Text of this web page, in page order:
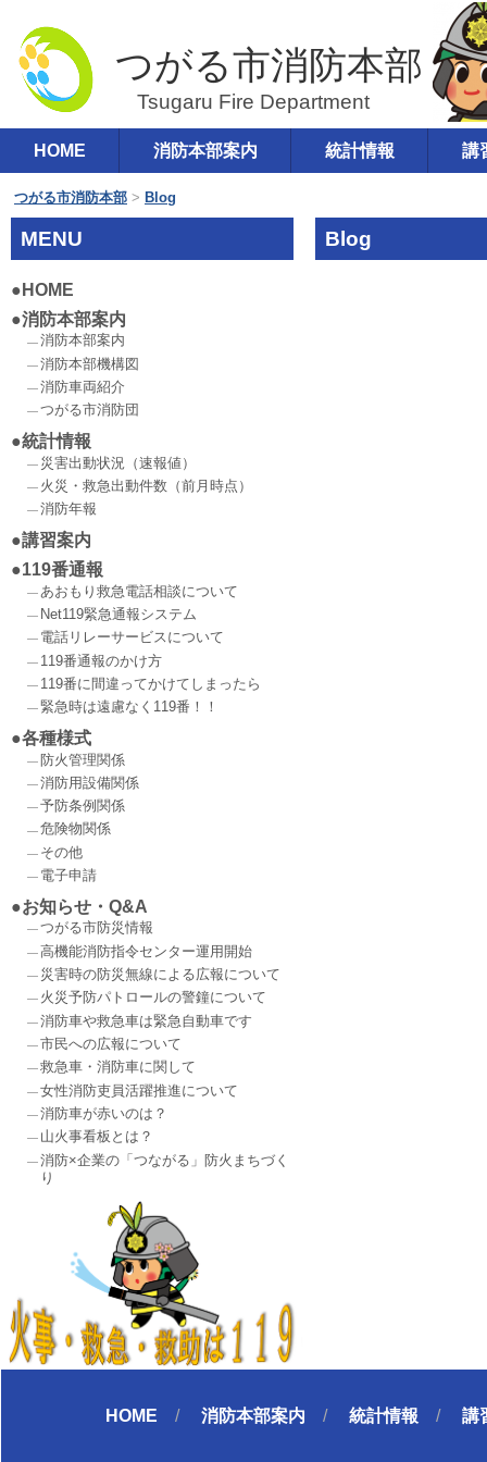
つがる市消防本部
メインメニュー
ン
テ
へ
移
HOME 消防本部案内 統計情報 講
つがる市消防本部 > Blog
Blog
MENU
HOME
消防本部案内
消防本部案内
消防本部機構図
消防車両紹介
つがる市消防団
統計情報
災害出動状況（速報値）
火災・救急出動件数（前月時点）
消防年報
講習案内
119番通報
あおもり救急電話相談について
Net119緊急通報システム
電話リレーサービスについて
119番通報のかけ方
119番に間違ってかけてしまったら
緊急時は遠慮なく119番！！
各種様式
防火管理関係
消防用設備関係
予防条例関係
危険物関係
その他
電子申請
お知らせ・Q&A
つがる市防災情報
高機能消防指令センター運用開始
災害時の防災無線による広報について
火災予防パトロールの警鐘について
消防車や救急車は緊急自動車です
市民への広報について
救急車・消防車に関して
女性消防吏員活躍推進について
消防車が赤いのは？
山火事看板とは？
消防×企業の「つながる」防火まちづく
り
HOME 消防本部案内 統計情報 講